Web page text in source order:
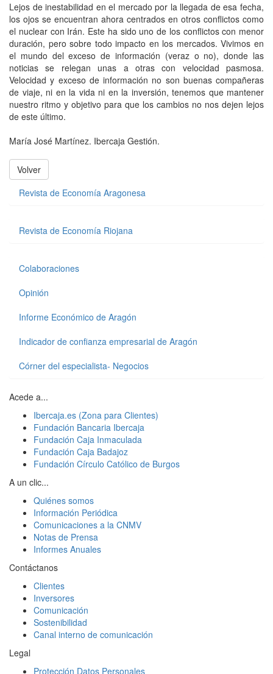
Lejos de inestabilidad en el mercado por la llegada de esa fecha,
los ojos se encuentran ahora centrados en otros conflictos como
el nuclear con Irán. Este ha sido uno de los conflictos con menor
duración, pero sobre todo impacto en los mercados. Vivimos en
el mundo del exceso de información (veraz o no), donde las
noticias se relegan unas a otras con velocidad pasmosa.
Velocidad y exceso de información no son buenas compañeras
de viaje, ni en la vida ni en la inversión, tenemos que mantener
nuestro ritmo y objetivo para que los cambios no nos dejen lejos
de este último.
María José Martínez. Ibercaja Gestión.
Volver
Revista de Economía Aragonesa
Revista de Economía Riojana
Colaboraciones
Opinión
Informe Económico de Aragón
Indicador de confianza empresarial de Aragón
Córner del especialista- Negocios
Acede a...
Ibercaja.es (Zona para Clientes)
Fundación Bancaria Ibercaja
Fundación Caja Inmaculada
Fundación Caja Badajoz
Fundación Círculo Católico de Burgos
A un clic...
Quiénes somos
Información Periódica
Comunicaciones a la CNMV
Notas de Prensa
Informes Anuales
Contáctanos
Clientes
Inversores
Comunicación
Sostenibilidad
Canal interno de comunicación
Legal
Protección Datos Personales